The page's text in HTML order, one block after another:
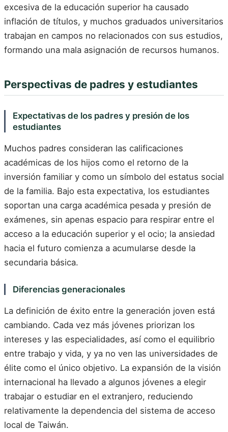
excesiva de la educación superior ha causado
inflación de títulos, y muchos graduados universitarios
trabajan en campos no relacionados con sus estudios,
formando una mala asignación de recursos humanos.
Perspectivas de padres y estudiantes
Expectativas de los padres y presión de los
estudiantes
Muchos padres consideran las calificaciones
académicas de los hijos como el retorno de la
inversión familiar y como un símbolo del estatus social
de la familia. Bajo esta expectativa, los estudiantes
soportan una carga académica pesada y presión de
exámenes, sin apenas espacio para respirar entre el
acceso a la educación superior y el ocio; la ansiedad
hacia el futuro comienza a acumularse desde la
secundaria básica.
Diferencias generacionales
La definición de éxito entre la generación joven está
cambiando. Cada vez más jóvenes priorizan los
intereses y las especialidades, así como el equilibrio
entre trabajo y vida, y ya no ven las universidades de
élite como el único objetivo. La expansión de la visión
internacional ha llevado a algunos jóvenes a elegir
trabajar o estudiar en el extranjero, reduciendo
relativamente la dependencia del sistema de acceso
local de Taiwán.